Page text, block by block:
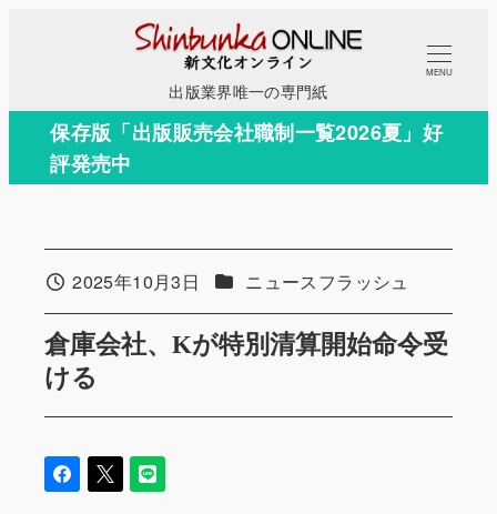
コ
テ
出版業界唯一の専門紙
MENU
保存版「出版販売会社職制一覧2026夏」好
評発売中
倉庫会社、Kが特別清算開始命令受
ける
投稿日2025年10月3日 カテゴリー
ニュースフラッシュ